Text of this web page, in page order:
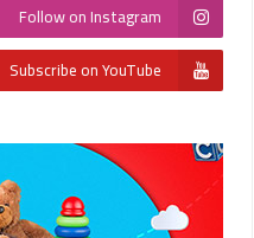
Follow on Instagram
Subscribe on YouTube